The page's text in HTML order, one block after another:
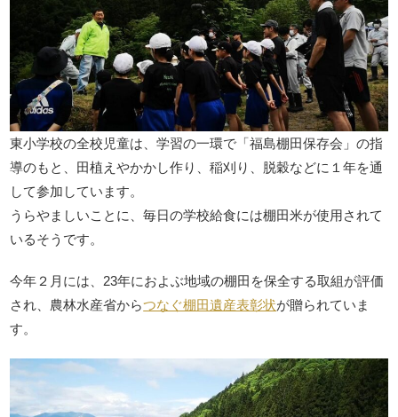
東小学校の全校児童は、学習の一環で「福島棚田保存会」の指
導のもと、田植えやかかし作り、稲刈り、脱穀などに１年を通
して参加しています。
うらやましいことに、毎日の学校給食には棚田米が使用されて
いるそうです。
今年２月には、23年におよぶ地域の棚田を保全する取組が評価
され、農林水産省からつなぐ棚田遺産表彰状が贈られていま
す。